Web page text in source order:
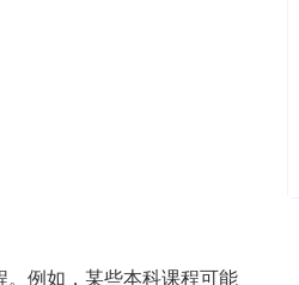
。例如，某些本科课程可能